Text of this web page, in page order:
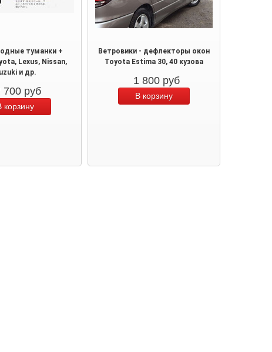
туманки +
Lexus, Nissan,
и др.
700 руб
Ветровики - дефлекторы окон
Toyota Estima 30, 40 кузова
1 800 руб